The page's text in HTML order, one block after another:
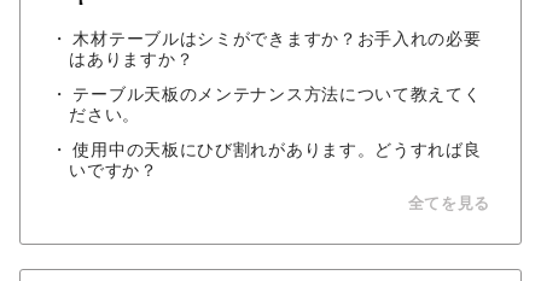
木材テーブルはシミができますか？お手入れの必要
はありますか？
テーブル天板のメンテナンス方法について教えてく
ださい。
使用中の天板にひび割れがあります。どうすれば良
いですか？
全てを見る